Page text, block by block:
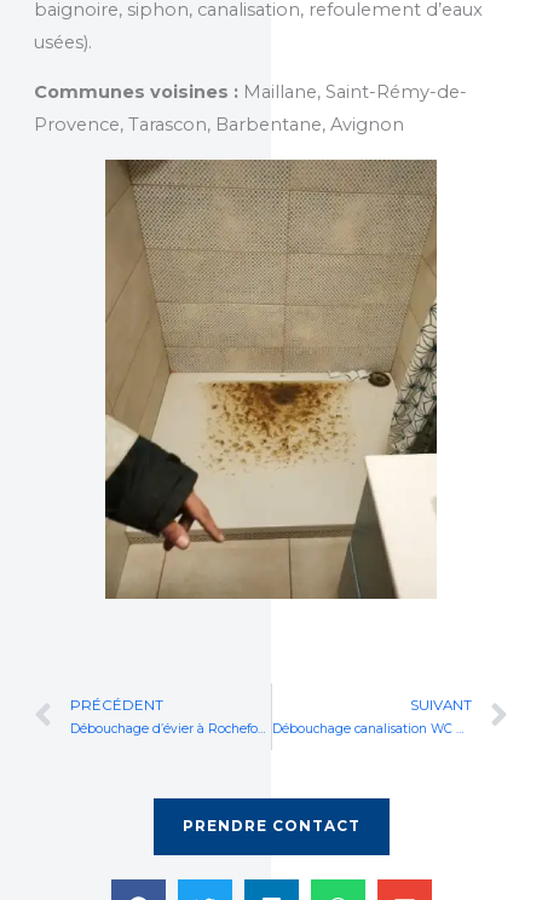
baignoire, siphon, canalisation, refoulement d’eaux
usées).
Communes voisines : Maillane, Saint-Rémy-de-
Provence, Tarascon, Barbentane, Avignon
Prev
PRÉCÉDENT
Débouchage d’évier à Rochefort-du-Gard
SUIVANT
PRENDRE CONTACT